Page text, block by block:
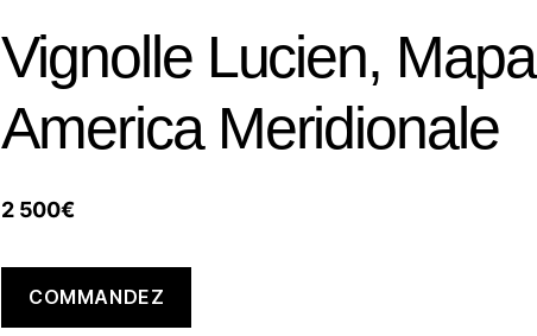
Vignolle Lucien, Mapa
America Meridionale
2 500€
COMMANDEZ